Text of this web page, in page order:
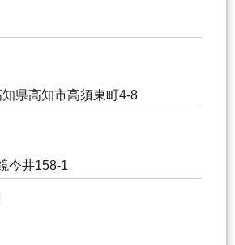
県高知市高須東町4-8
今井158-1